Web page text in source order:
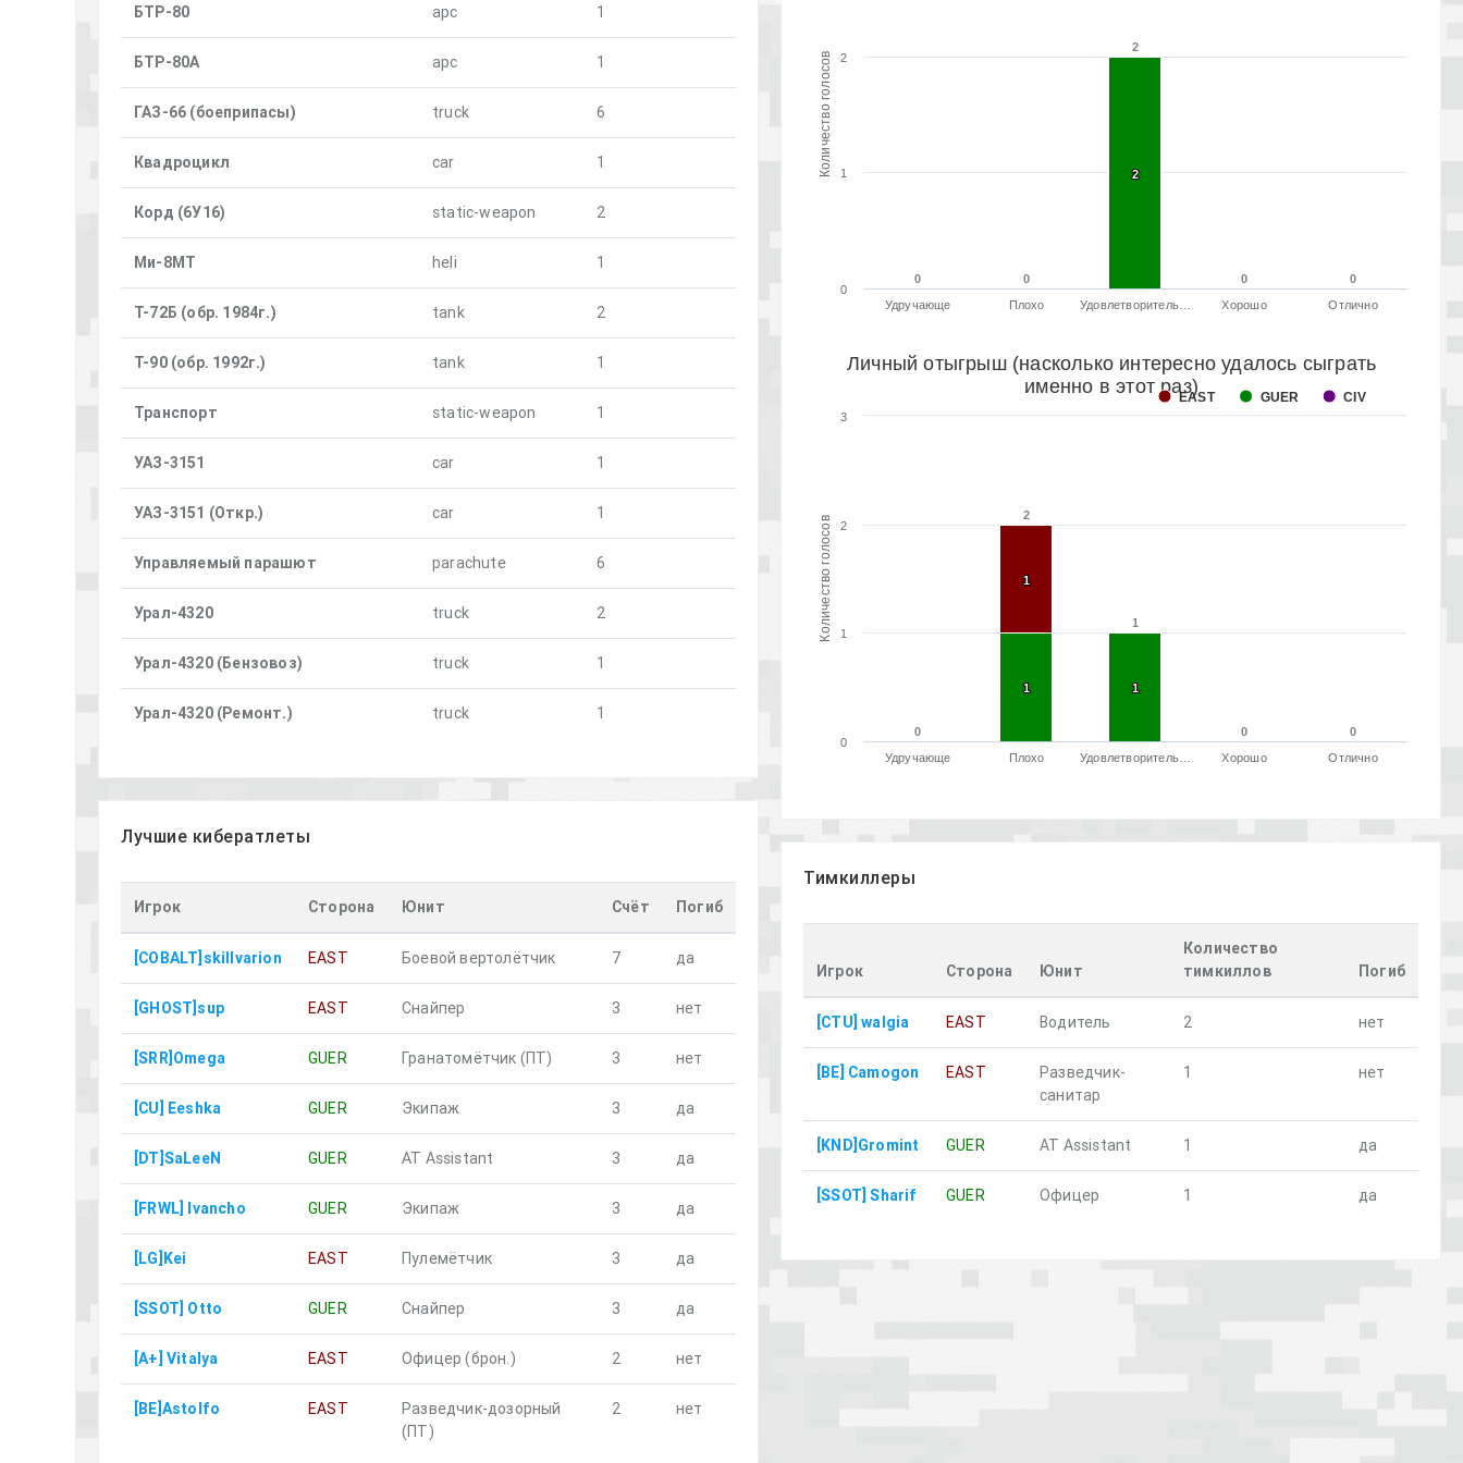
Количество голосов
0
0 0
0
2
2
0
0 0
0
2
2
Удручающе Плохо Удовлетворитель… Хорошо Отлично
0
1
2
Количество голосов
Личный отыгрыш (насколько интересно удалось сыграть
именно в этот раз)
0
0
2
2
1
1
0
0 0
0
1
1
1
1 1
1
EAST GUER CIV
Удручающе Плохо Удовлетворитель… Хорошо Отлично
0
1
2
3
БТР-80 apc 1
БТР-80А apc 1
ГАЗ-66 (боеприпасы) truck 6
Квадроцикл car 1
Корд (6У16) static-weapon 2
Ми-8МТ heli 1
Т-72Б (обр. 1984г.) tank 2
Т-90 (обр. 1992г.) tank 1
Транспорт static-weapon 1
УАЗ-3151 car 1
УАЗ-3151 (Откр.) car 1
Управляемый парашют parachute 6
Урал-4320 truck 2
Урал-4320 (Бензовоз) truck 1
Урал-4320 (Ремонт.) truck 1
Лучшие кибератлеты
Игрок Сторона Юнит Счёт Погиб
[COBALT]skillvarion EAST Боевой вертолётчик 7 да
[GHOST]sup EAST Снайпер 3 нет
[SRR]Omega GUER Гранатомётчик (ПТ) 3 нет
[CU] Eeshka GUER Экипаж 3 да
[DT]SaLeeN GUER AT Assistant 3 да
[FRWL] Ivancho GUER Экипаж 3 да
[LG]Kei EAST Пулемётчик 3 да
[SSOT] Otto GUER Снайпер 3 да
[A+] Vitalya EAST Офицер (брон.) 2 нет
[BE]Astolfo EAST
Разведчик-дозорный
(ПТ)
2 нет
Тимкиллеры
Игрок Сторона Юнит
Количество
тимкиллов
Погиб
[CTU] walgia EAST Водитель 2 нет
[BE] Camogon EAST
Разведчик-
санитар
1 нет
[KND]Gromint GUER AT Assistant 1 да
[SSOT] Sharif GUER Офицер 1 да